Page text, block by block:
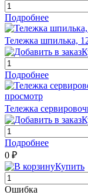
Подробнее
Тележка шпилька,
Подробнее
просмотр
Тележка
Подробнее
0 ₽
Купить
Ошибка